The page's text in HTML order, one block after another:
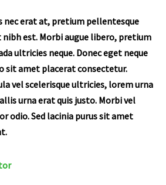
nec erat at, pretium pellentesque
nibh est. Morbi augue libero, pretium
ultricies neque. Donec eget neque
sit amet placerat consectetur.
vel scelerisque ultricies, lorem urna
urna erat quis justo. Morbi vel
odio. Sed lacinia purus sit amet